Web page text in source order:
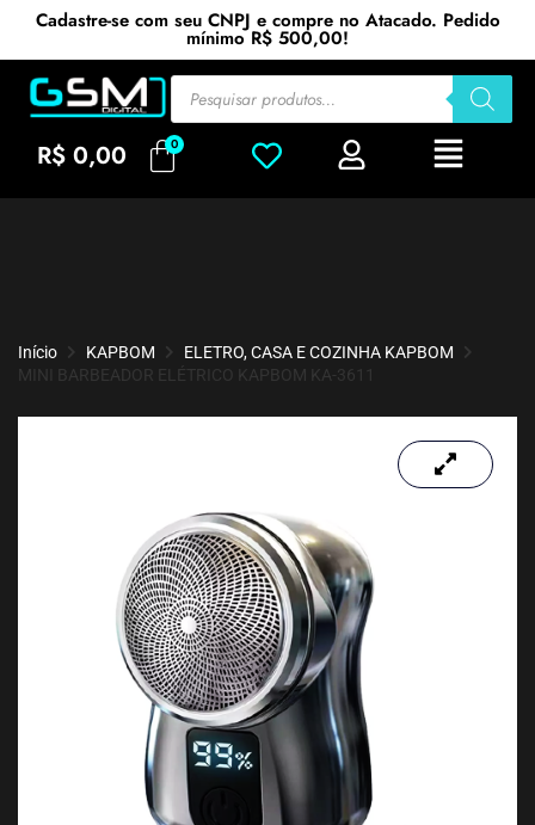
Cadastre-se com seu CNPJ e compre no Atacado. Pedido
mínimo R$ 500,00!
R$ 0,00
Início KAPBOM
ELETRO, CASA E COZINHA KAPBOM
MINI BARBEADOR ELÉTRICO KAPBOM KA-3611